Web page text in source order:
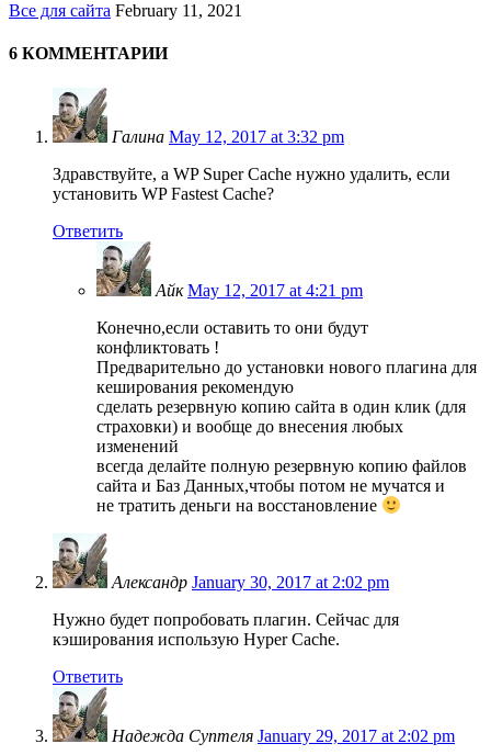
Все для сайта February 11, 2021
6 КОММЕНТАРИИ
Галина May 12, 2017 at 3:32 pm
Здравствуйте, а WP Super Cache нужно удалить, если
установить WP Fastest Cache?
Ответить
Айк May 12, 2017 at 4:21 pm
Конечно,если оставить то они будут
конфликтовать !
Предварительно до установки нового плагина для
кеширования рекомендую
сделать резервную копию сайта в один клик (для
страховки) и вообще до внесения любых
изменений
всегда делайте полную резервную копию файлов
сайта и Баз Данных,чтобы потом не мучатся и
не тратить деньги на восстановление
Александр January 30, 2017 at 2:02 pm
Нужно будет попробовать плагин. Сейчас для
кэширования использую Hyper Cache.
Ответить
Надежда Суптеля January 29, 2017 at 2:02 pm